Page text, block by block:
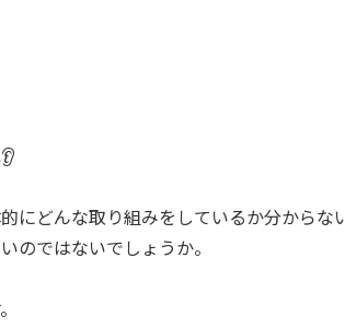
どんな取り組みをしているか分からな
のではないでしょうか。